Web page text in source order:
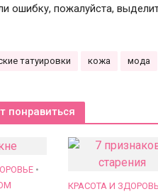
ошибку, пожалуйста,
татуировки кожа мода
понравиться
•
КРАСОТА И